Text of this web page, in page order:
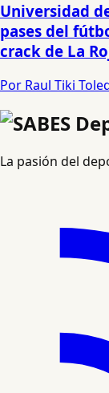
Universidad
pases del
crack de La
Por Raul Tiki
La pasión del